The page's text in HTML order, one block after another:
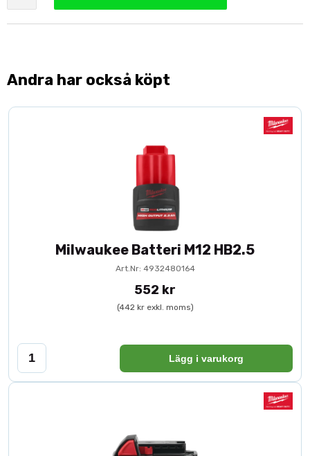
Andra har också köpt
Milwaukee Batteri M12 HB2.5
Art.Nr: 4932480164
552 kr
(442 kr exkl. moms)
Lägg i varukorg